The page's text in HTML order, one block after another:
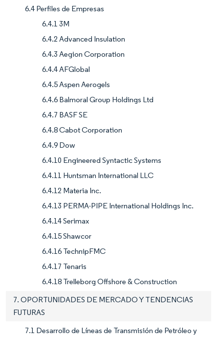
6.4 Perfiles de Empresas
6.4.1 3M
6.4.2 Advanced Insulation
6.4.3 Aegion Corporation
6.4.4 AFGlobal
6.4.5 Aspen Aerogels
6.4.6 Balmoral Group Holdings Ltd
6.4.7 BASF SE
6.4.8 Cabot Corporation
6.4.9 Dow
6.4.10 Engineered Syntactic Systems
6.4.11 Huntsman International LLC
6.4.12 Materia Inc.
6.4.13 PERMA-PIPE International Holdings Inc.
6.4.14 Serimax
6.4.15 Shawcor
6.4.16 TechnipFMC
6.4.17 Tenaris
6.4.18 Trelleborg Offshore & Construction
7. OPORTUNIDADES DE MERCADO Y TENDENCIAS
FUTURAS
7.1 Desarrollo de Líneas de Transmisión de Petróleo y